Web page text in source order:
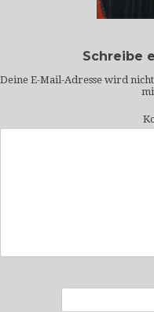
Schreibe
Deine E-Mail-Adresse wird